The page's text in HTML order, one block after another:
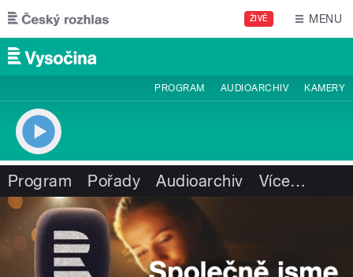
Přejít k hlavnímu obsahu
ŽIVĚ MENU
PROGRAM AUDIOARCHIV KAMERY
Program Pořady Audioarchiv Více…